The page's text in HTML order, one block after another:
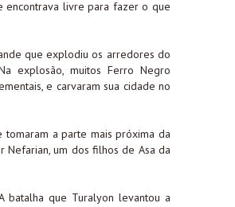
encontrava livre para fazer o que
que explodiu os arredores do
explosão, muitos Ferro Negro
e carvaram sua cidade no
tomaram a parte mais próxima da
Nefarian, um dos filhos de Asa da
batalha que Turalyon levantou a